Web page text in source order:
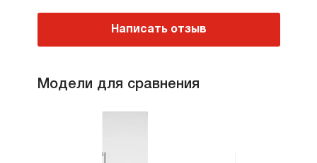
Написать отзыв
Модели для сравнения